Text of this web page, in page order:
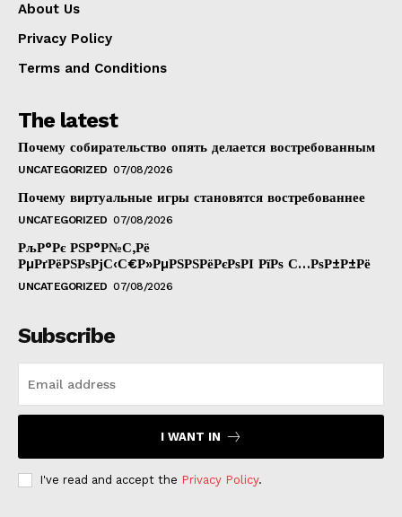
About Us
Privacy Policy
Terms and Conditions
The latest
Почему собирательство опять делается востребованным
UNCATEGORIZED 07/08/2026
Почему виртуальные игры становятся востребованнее
UNCATEGORIZED 07/08/2026
РљР°Рє РЅР°Р№С‚Рё
РµРґРёРЅРѕРјС‹С€Р»РµРЅРЅРёРєРѕРІ РїРѕ С…РѕР±Р±Рё
UNCATEGORIZED 07/08/2026
Subscribe
I WANT IN
I've read and accept the Privacy Policy.